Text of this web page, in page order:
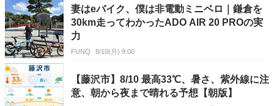
妻はeバイク、僕は非電動ミニベロ｜鎌倉を
30km走ってわかったADO AIR 20 PROの実
力
FUNQ 8/10(月) 9:00
【藤沢市】8/10 最高33℃、暑さ、紫外線に注
意、朝から夜まで晴れる予想【朝版】